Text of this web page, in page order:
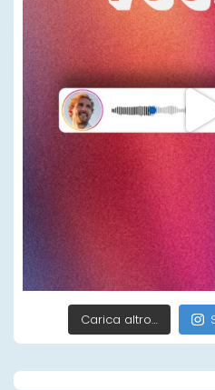
Carica altro…